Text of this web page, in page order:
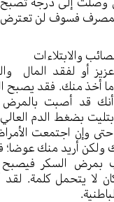
فسوف لن تعترض
والابتلاءات
أو لفقد المال
أخذ منك. فقد يصبح
أنك قد أصبت بالمرض
بضغط الدم
حتى وإن اجتمعت
ولكن أريد منك عوضا؛
بمرض السكر فيصبح
لا يتحمل كلمة.